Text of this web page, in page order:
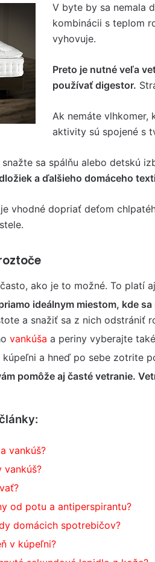
V byte by sa nemala
kombinácii s teplom
vyhovuje.
Preto je nutné veľa
používať digestor.
Ak nemáte vlhkomer,
aktivity sú spojené s
snažte sa spálňu alebo detskú
a ďalšieho domáceho
vhodné dopriať deťom
ako je to možné. To platí
ideálnym miestom, kde
a snažiť sa z nich odstrániť
vankúša a periny vyberajte
a hneď po sebe zotrite
pomôže aj časté vetranie.
vankúš?
vankúš?
od potu a antiperspirantu?
domácich spotrebičov?
v kúpeľni?